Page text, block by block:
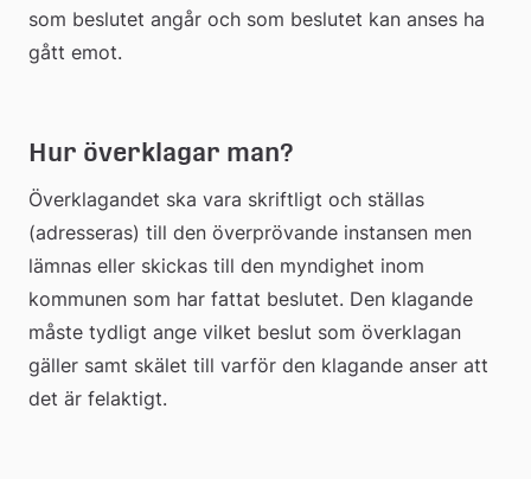
som beslutet angår och som beslutet kan anses ha
gått emot.
Hur överklagar man?
Överklagandet ska vara skriftligt och ställas
(adresseras) till den överprövande instansen men
lämnas eller skickas till den myndighet inom
kommunen som har fattat beslutet. Den klagande
måste tydligt ange vilket beslut som överklagan
gäller samt skälet till varför den klagande anser att
det är felaktigt.